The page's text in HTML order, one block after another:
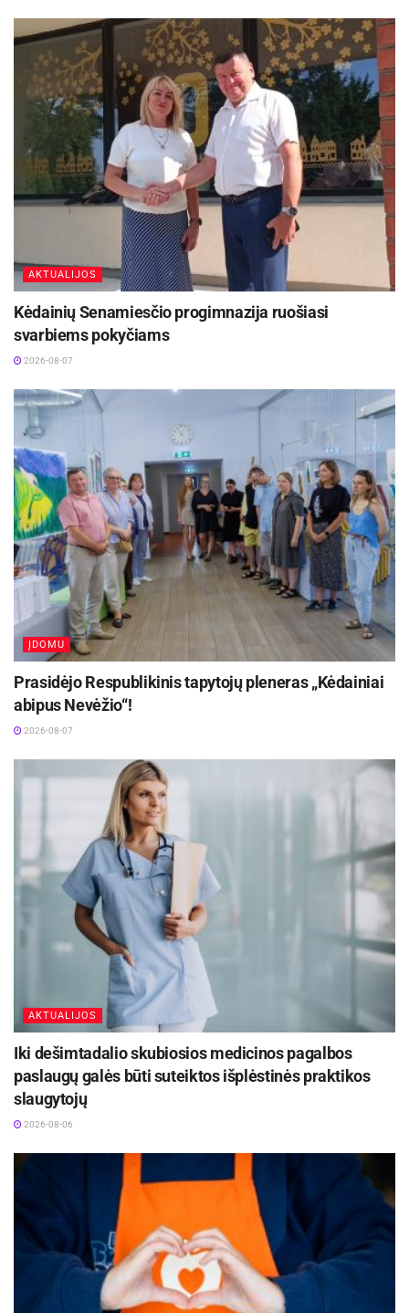
Maudytis galima visose Panevėžio maudyklose,
išskyrus Kultūros ir poilsio parko braidyklą
2026-08-07
Šaltinis: Kėdainių rajono savivaldybė
AKTUALIJOS
Kėdainių Senamiesčio progimnazija ruošiasi
svarbiems pokyčiams
2026-08-07
ĮDOMU
Prasidėjo Respublikinis tapytojų pleneras „Kėdainiai
abipus Nevėžio“!
2026-08-07
AKTUALIJOS
Iki dešimtadalio skubiosios medicinos pagalbos
paslaugų galės būti suteiktos išplėstinės praktikos
slaugytojų
2026-08-06